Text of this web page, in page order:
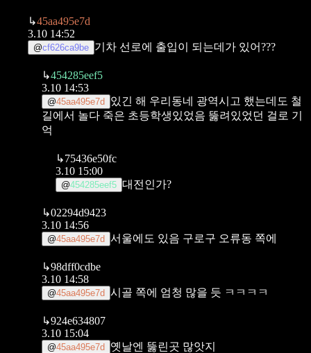
↳45aa495e7d
3.10 14:52
@cf626ca9be 기차 선로에 출입이 되는데가 있어???
↳454285eef5
3.10 14:53
@45aa495e7d
있긴 해 우리동네 광역시고 했는데도 철
길에서 놀다 죽은 초등학생있었음 뚫려있었던 걸로 기
억
↳75436e50fc
3.10 15:00
@454285eef5 대전인가?
↳02294d9423
3.10 14:56
@45aa495e7d 서울에도 있음 구로구 오류동 쪽에
↳98dff0cdbe
3.10 14:58
@45aa495e7d 시골 쪽에 엄청 많을 듯 ㅋㅋㅋㅋ
↳924e634807
3.10 15:04
@45aa495e7d 옛날엔 뚫린곳 많앗지